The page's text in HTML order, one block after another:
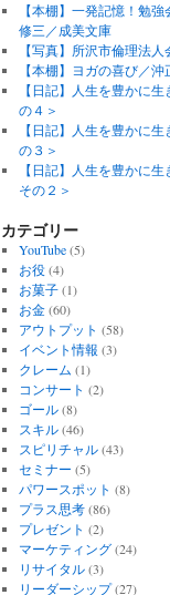
【本棚】一発記憶！勉強
修三／成美文庫
【写真】所沢市倫理法人
【本棚】ヨガの喜び／沖
【日記】人生を豊かに生
の４＞
【日記】人生を豊かに生
の３＞
【日記】人生を豊かに
その２＞
カテゴリー
YouTube(5)
お役(4)
お菓子(1)
お金(60)
アウトプット (58)
イベント情報 (3)
クレーム (1)
コンサート (2)
ゴール(8)
スキル(46)
スピリチャル(43)
セミナー (5)
パワースポット (8)
プラス思考(86)
プレゼント (2)
マーケティング(24)
リサイタル(3)
リーダーシップ(27)